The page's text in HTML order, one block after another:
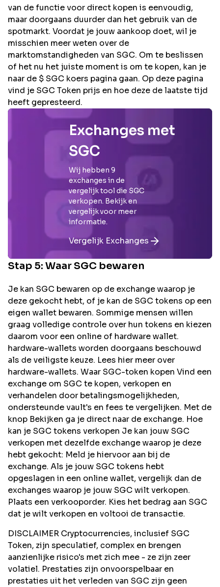
van de functie voor direct kopen is eenvoudig,
maar doorgaans duurder dan het gebruik van de
spotmarkt. Voordat je jouw aankoop doet, wil je
misschien meer weten over de
marktomstandigheden van SGC. Om te beslissen
of het nu het juiste moment is om te kopen, kan je
naar de $ SGC koers pagina gaan. Op deze pagina
vind je SGC Token prijs en hoe deze de laatste tijd
heeft gepresteerd.
Exchanges met
SGC
Wij hebben 9
exchanges in de
vergelijk tool die SGC
verkopen. Bekijk en
vergelijk voor meer
informatie.
Vergelijk Exchanges
Stap 5: Waar SGC bewaren
Je kan SGC bewaren op de exchange waarop je
deze gekocht hebt, of je kan de SGC tokens op een
eigen wallet bewaren. Sommige mensen willen
graag volledige controle over hun tokens en kiezen
daarom voor een online of hardware wallet.
hardware-wallets worden doorgaans beschouwd
als de veiligste keuze. Lees hier meer over
hardware-wallets. Waar SGC-token kopen Vind een
exchange om SGC te kopen, verkopen en
verhandelen door betalingsmogelijkheden,
ondersteunde vault's en fees te vergelijken. Met de
knop Bekijken ga je direct naar de exchange. Hoe
kan je SGC tokens verkopen Je kan jouw SGC
verkopen met dezelfde exchange waarop je deze
hebt gekocht: Meld je hiervoor aan bij de
exchange. Als je jouw SGC tokens hebt
opgeslagen in een online wallet, vergelijk dan de
exchanges waarop je jouw SGC wilt verkopen.
Plaats een verkooporder. Kies het bedrag aan SGC
dat je wilt verkopen en voltooi de transactie.
DISCLAIMER Cryptocurrencies, inclusief SGC
Token, zijn speculatief, complex en brengen
aanzienlijke risico's met zich mee - ze zijn zeer
volatiel. Prestaties zijn onvoorspelbaar en
prestaties uit het verleden van SGC zijn geen